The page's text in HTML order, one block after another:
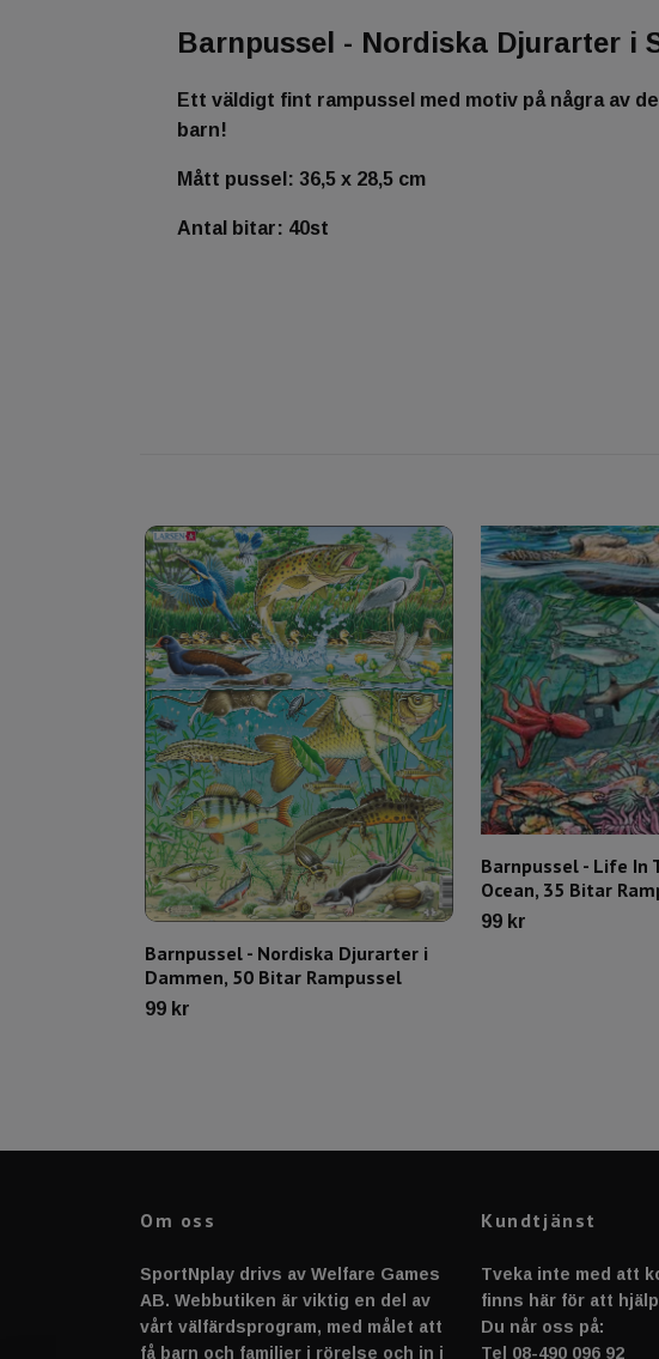
Barnpussel - Nordiska Djurarter i
Ett väldigt fint rampussel med motiv på några av
barn!
Mått pussel: 36,5 x 28,5 cm
Antal bitar: 40st
Barnpussel - Nordiska Djurarter i
Dammen, 50 Bitar Rampussel
99 kr
Barnpussel - Life In
Ocean, 35 Bitar
99 kr
Om oss
SportNplay drivs av Welfare Games
AB. Webbutiken är viktig en del av
vårt välfärdsprogram, med målet att
få barn och familjer i rörelse och in i
Kundtjänst
Tveka inte med att
finns här för att
Du når oss på:
Tel 08-490 096 92